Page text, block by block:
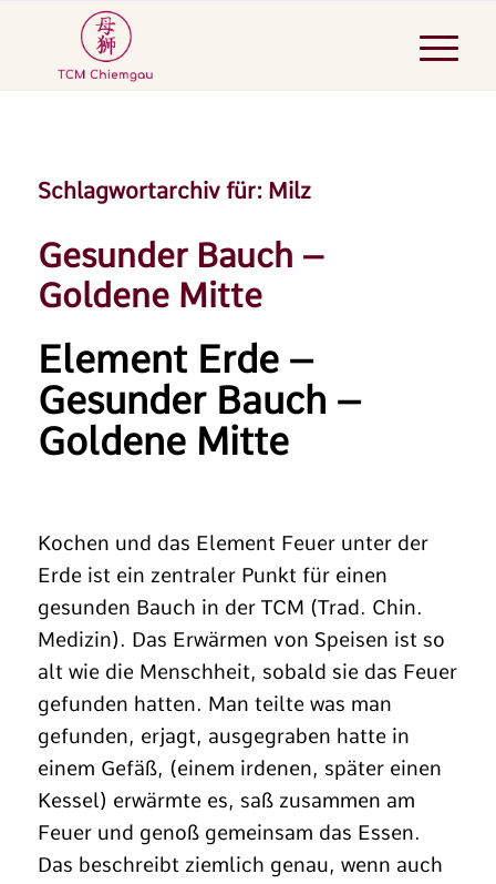
Schlagwortarchiv für: Milz
Gesunder Bauch –
Goldene Mitte
Element Erde –
Gesunder Bauch –
Goldene Mitte
Kochen und das Element Feuer unter der
Erde ist ein zentraler Punkt für einen
gesunden Bauch in der TCM (Trad. Chin.
Medizin). Das Erwärmen von Speisen ist so
alt wie die Menschheit, sobald sie das Feuer
gefunden hatten. Man teilte was man
gefunden, erjagt, ausgegraben hatte in
einem Gefäß, (einem irdenen, später einen
Kessel) erwärmte es, saß zusammen am
Feuer und genoß gemeinsam das Essen.
Das beschreibt ziemlich genau, wenn auch